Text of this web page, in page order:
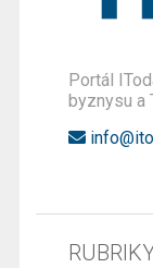
Portál
byznysu a